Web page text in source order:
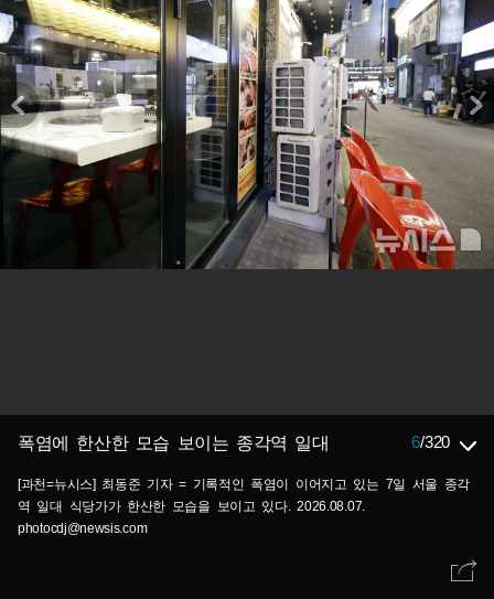
폭염에 한산한 모습 보이는 종각역 일대 6/320
[과천=뉴시스] 최동준 기자 = 기록적인 폭염이 이어지고 있는 7일 서울 종각
역 일대 식당가가 한산한 모습을 보이고 있다. 2026.08.07.
photocdj@newsis.com